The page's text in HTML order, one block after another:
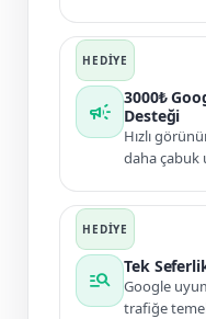
campaign
3000₺
Desteği
Hızlı
daha çabuk
manage_search
Tek
Google
trafiğe